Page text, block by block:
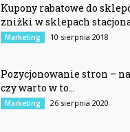
Kupony rabatowe do
zniżki w sklepach
Marketing 10 sierpnia 2018
Pozycjonowanie stron –
czy warto w to...
Marketing 26 sierpnia 2020